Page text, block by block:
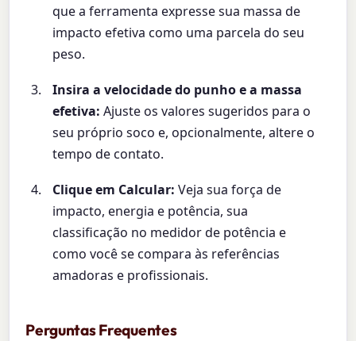
que a ferramenta expresse sua massa de
impacto efetiva como uma parcela do seu
peso.
Insira a velocidade do punho e a massa
efetiva: Ajuste os valores sugeridos para o
seu próprio soco e, opcionalmente, altere o
tempo de contato.
Clique em Calcular: Veja sua força de
impacto, energia e potência, sua
classificação no medidor de potência e
como você se compara às referências
amadoras e profissionais.
Perguntas Frequentes